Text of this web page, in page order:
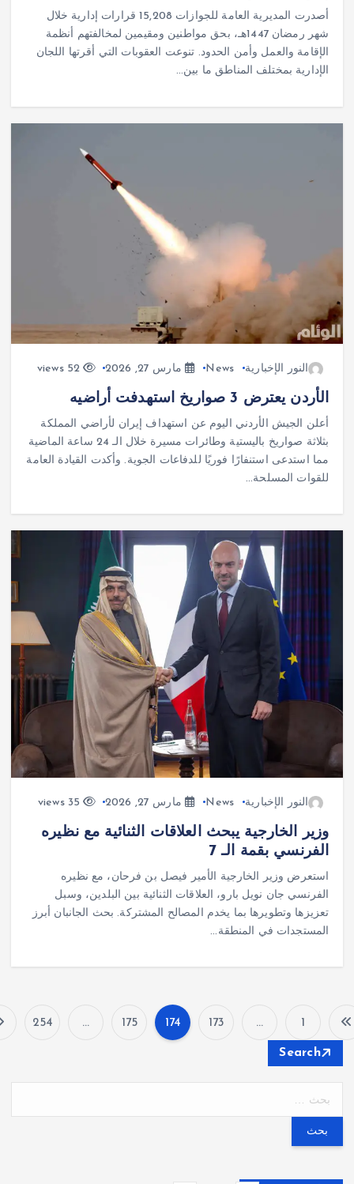
أصدرت المديرية العامة للجوازات 15,208 قرارات إدارية خلال
شهر رمضان 1447هـ، بحق مواطنين ومقيمين لمخالفتهم أنظمة
الإقامة والعمل وأمن الحدود. تنوعت العقوبات التي أقرتها اللجان
الإدارية بمختلف المناطق ما بين…
النور الإخبارية News مارس 27, 2026 52 views
الأردن يعترض 3 صواريخ استهدفت أراضيه
أعلن الجيش الأردني اليوم عن استهداف إيران لأراضي المملكة
بثلاثة صواريخ باليستية وطائرات مسيرة خلال الـ 24 ساعة الماضية
مما استدعى استنفارًا فوريًا للدفاعات الجوية. وأكدت القيادة العامة
للقوات المسلحة…
النور الإخبارية News مارس 27, 2026 35 views
وزير الخارجية يبحث العلاقات الثنائية مع نظيره
الفرنسي بقمة الـ 7
استعرض وزير الخارجية الأمير فيصل بن فرحان، مع نظيره
الفرنسي جان نويل بارو، العلاقات الثنائية بين البلدين، وسبل
تعزيزها وتطويرها بما يخدم المصالح المشتركة. بحث الجانبان أبرز
المستجدات في المنطقة…
P
o
s
174
175
Search